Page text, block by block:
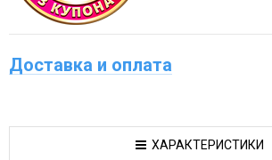
Доставка и оплата
ХАРАКТЕРИСТИКИ